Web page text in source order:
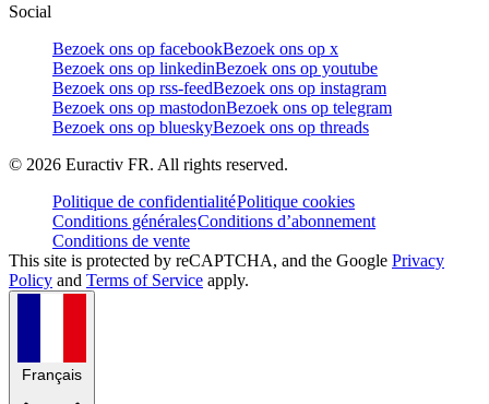
Social
Bezoek ons op facebookBezoek ons op x
Bezoek ons op linkedinBezoek ons op youtube
Bezoek ons op rss-feedBezoek ons op instagram
Bezoek ons op mastodonBezoek ons op telegram
Bezoek ons op blueskyBezoek ons op threads
© 2026 Euractiv FR. All rights reserved.
Politique de confidentialitéPolitique cookies
Conditions généralesConditions d’abonnement
Conditions de vente
This site is protected by reCAPTCHA, and the Google Privacy
Policy and Terms of Service apply.
Français